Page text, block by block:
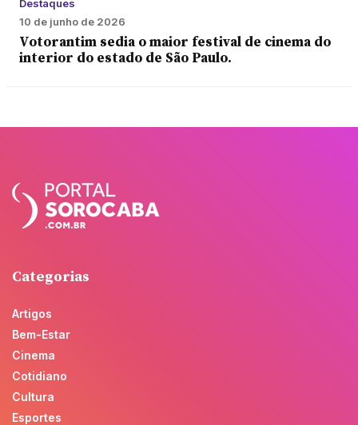
Destaques
10 de junho de 2026
Votorantim sedia o maior festival de cinema do
interior do estado de São Paulo.
Categorias
Artigos
Bem-Estar
Cinema
Cotidiano
Cultura
Esportes